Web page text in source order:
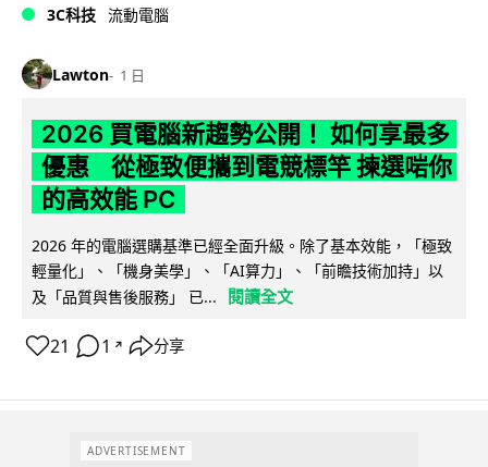
3C科技 流動電腦
Lawton 1 日
2026 買電腦新趨勢公開！ 如何享最多
優惠 從極致便攜到電競標竿 揀選啱你
的高效能 PC
2026 年的電腦選購基準已經全面升級。除了基本效能，「極致
輕量化」、「機身美學」、「AI算力」、「前瞻技術加持」以
及「品質與售後服務」 已...
閱讀全文
21 1 ↗ 分享
ADVERTISEMENT